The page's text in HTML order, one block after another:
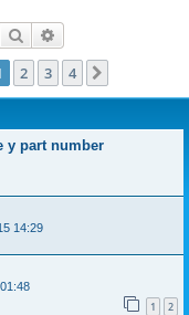
Buscar
2 3 4
y part number
14:29
1 2